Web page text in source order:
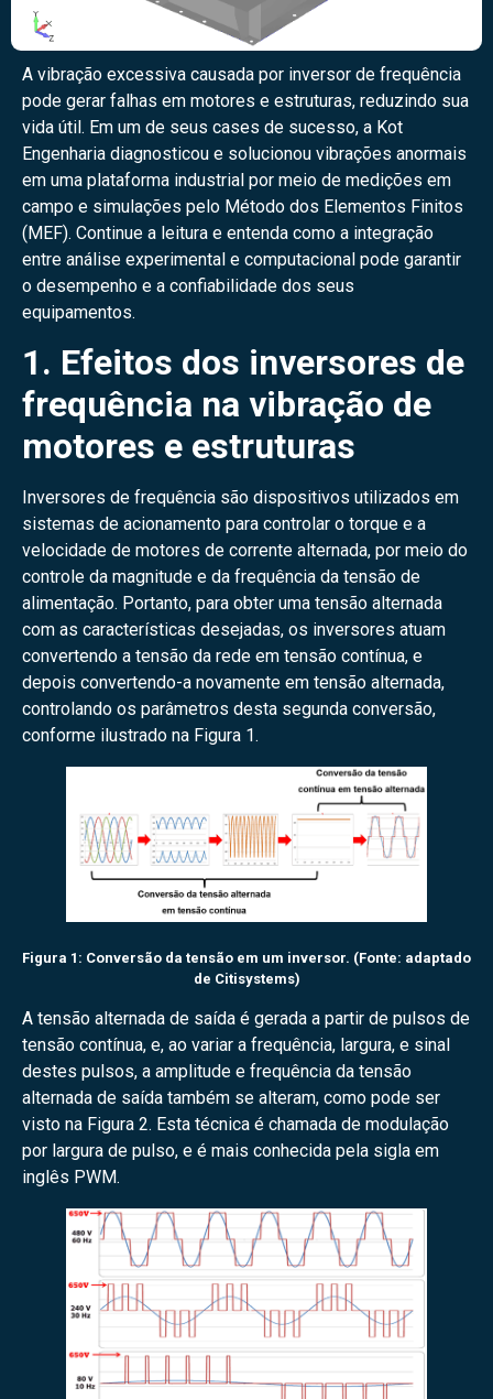
A vibração excessiva causada por inversor de frequência
pode gerar falhas em motores e estruturas, reduzindo sua
vida útil. Em um de seus cases de sucesso, a Kot
Engenharia diagnosticou e solucionou vibrações anormais
em uma plataforma industrial por meio de medições em
campo e simulações pelo Método dos Elementos Finitos
(MEF). Continue a leitura e entenda como a integração
entre análise experimental e computacional pode garantir
o desempenho e a confiabilidade dos seus
equipamentos.
1. Efeitos dos inversores de
frequência na vibração de
motores e estruturas
Inversores de frequência são dispositivos utilizados em
sistemas de acionamento para controlar o torque e a
velocidade de motores de corrente alternada, por meio do
controle da magnitude e da frequência da tensão de
alimentação. Portanto, para obter uma tensão alternada
com as características desejadas, os inversores atuam
convertendo a tensão da rede em tensão contínua, e
depois convertendo-a novamente em tensão alternada,
controlando os parâmetros desta segunda conversão,
conforme ilustrado na Figura 1.
Figura 1: Conversão da tensão em um inversor. (Fonte: adaptado
de Citisystems)
A tensão alternada de saída é gerada a partir de pulsos de
tensão contínua, e, ao variar a frequência, largura, e sinal
destes pulsos, a amplitude e frequência da tensão
alternada de saída também se alteram, como pode ser
visto na Figura 2. Esta técnica é chamada de modulação
por largura de pulso, e é mais conhecida pela sigla em
inglês PWM.